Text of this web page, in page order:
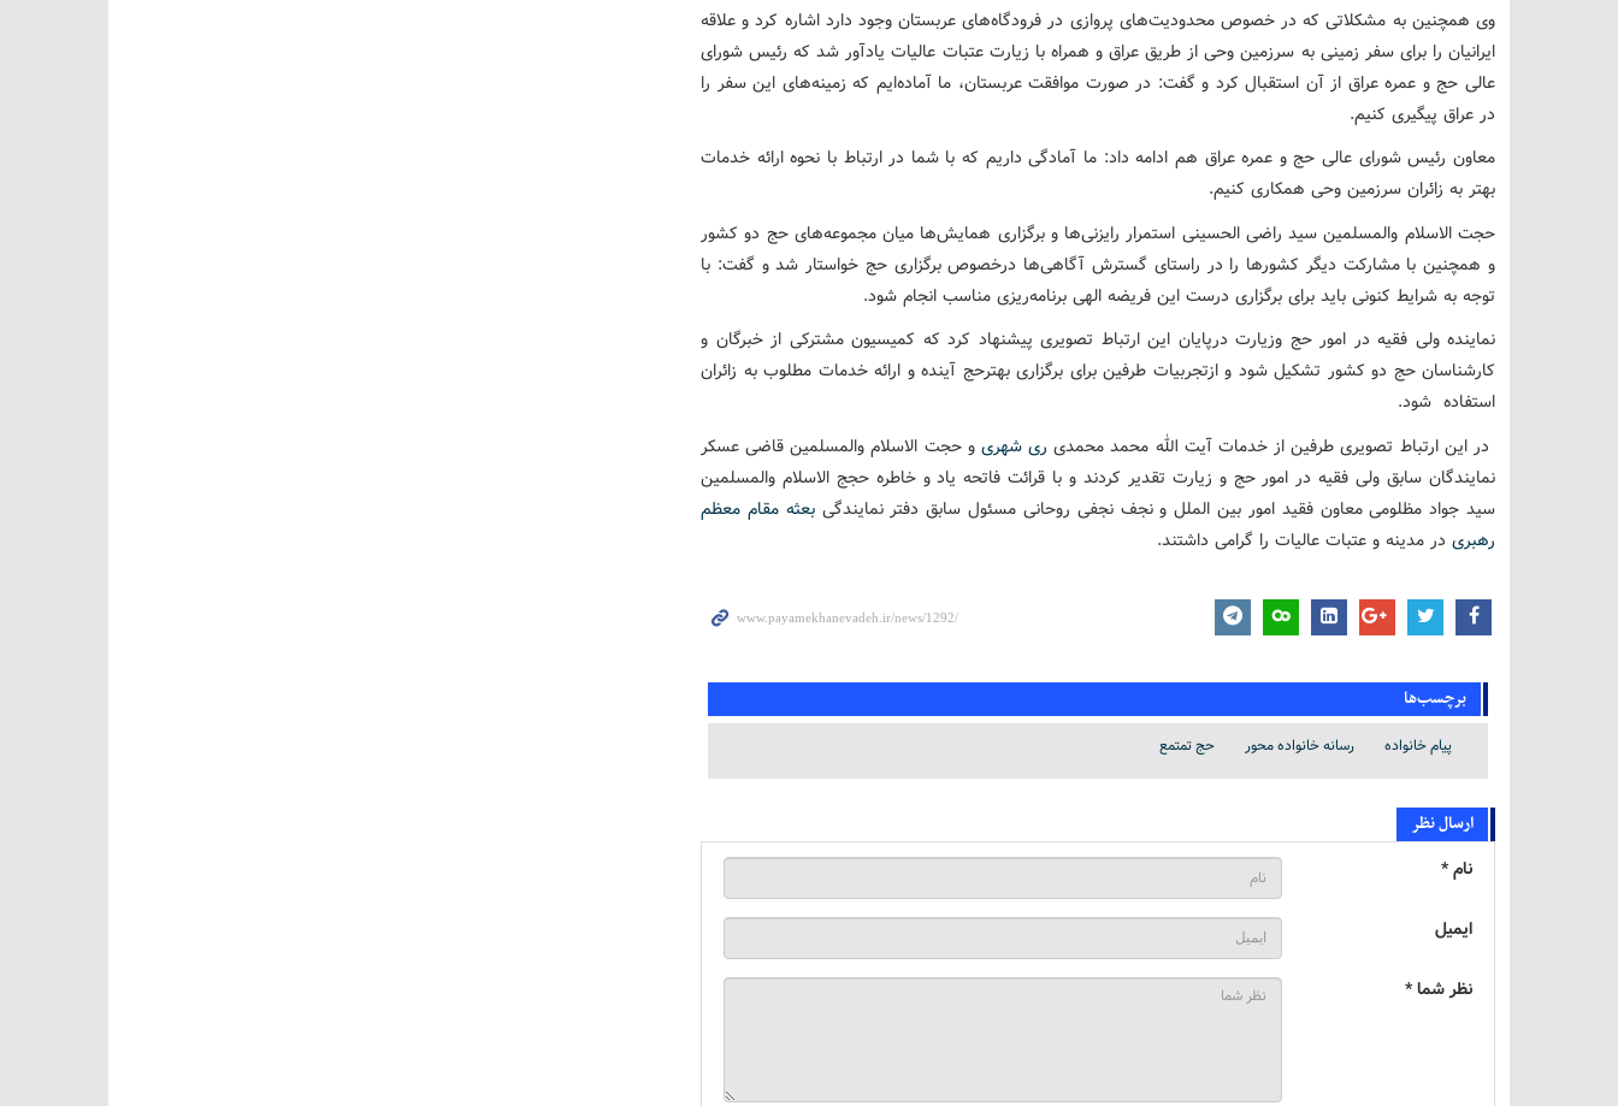
‌وی همچنین به مشکلاتی که در خصوص محدودیت‌های پروازی در فرودگاه‌های عربستان وجود دارد اشاره کرد و ‌علاقه
ایرانیان را برای سفر زمینی به سرزمین وحی از طریق عراق و همراه با زیارت عتبات عالیات یادآور شد که رئیس شورای
عالی حج و عمره عراق از آن استقبال کرد و گفت: در صورت موافقت عربستان، ما آماده‌ایم که زمینه‌های این سفر را
در عراق پیگیری کنیم.
‌معاون رئیس شورای عالی حج و عمره عراق هم ادامه داد: ما آمادگی داریم که با شما در ارتباط با نحوه ارائه خدمات
بهتر به زائران سرزمین وحی همکاری کنیم.‌
‌حجت الاسلام والمسلمین سید راضی الحسینی استمرار رایزنی‌ها و برگزاری همایش‌ها میان مجموعه‌های حج دو کشور
و همچنین با مشارکت دیگر کشورها را در راستای گسترش آگاهی‌ها درخصوص برگزاری حج خواستار شد و گفت: با
توجه به شرایط کنونی باید برای برگزاری درست این فریضه الهی برنامه‌ریزی مناسب انجام شود.
‌نماینده ولی فقیه در امور حج وزیارت درپایان این ارتباط تصویری ‌پیشنهاد کرد که کمیسیون مشترکی از خبرگان و
کارشناسان حج دو کشور تشکیل شود و ازتجربیات طرفین برای برگزاری بهترحج آینده و ارائه خدمات مطلوب به زائران
استفاده شود.
‌ در این ارتباط تصویری طرفین از خدمات آیت الله محمد محمدی ری شهری و حجت الاسلام والمسلمین قاضی عسکر
نمایندگان سابق ولی فقیه در امور حج و زیارت تقدیر کردند و ‌با قرائت فاتحه یاد و خاطره حجج الاسلام والمسلمین
سید جواد مظلومی معاون فقید امور بین الملل و نجف نجفی روحانی مسئول سابق دفتر نمایندگیبعثه مقام معظم
رهبری در مدینه و عتبات عالیات را گرامی داشتند.
برچسب‌ها
پیام خانواده رسانه خانواده محور حج تمتمع
ارسال نظر
نام *
ایمیل
نظر شما *